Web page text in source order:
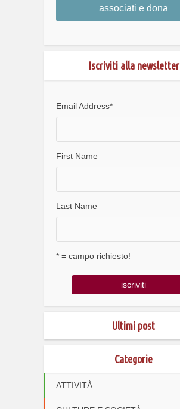
associati e dona
Iscriviti alla newsletter
Email Address*
First Name
Last Name
* = campo richiesto!
Ultimi post
Categorie
ATTIVITÀ